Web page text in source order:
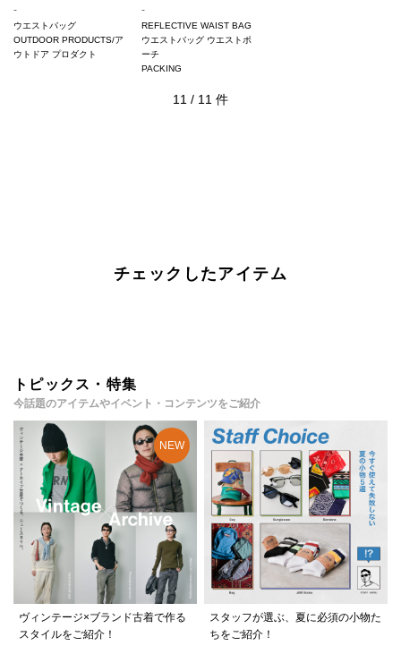
-
ウエストバッグ
OUTDOOR PRODUCTS/ア
ウトドア プロダクト
-
REFLECTIVE WAIST BAG
ウエストバッグ ウエストポ
ーチ
PACKING
11 / 11 件
チェックしたアイテム
トピックス・特集
今話題のアイテムやイベント・コンテンツをご紹介
ヴィンテージ×ブランド古着で作る
スタイルをご紹介！
スタッフが選ぶ、夏に必須の小物た
ちをご紹介！